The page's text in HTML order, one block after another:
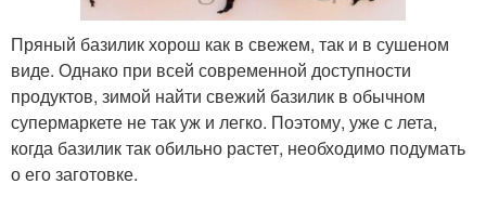
Пряный базилик хорош как в свежем, так и в сушеном
виде. Однако при всей современной доступности
продуктов, зимой найти свежий базилик в обычном
супермаркете не так уж и легко. Поэтому, уже с лета,
когда базилик так обильно растет, необходимо подумать
о его заготовке.